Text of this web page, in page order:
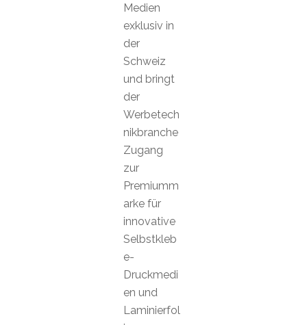
Medien
exklusiv in
der
Schweiz
und bringt
der
Werbetech
nikbranche
Zugang
zur
Premiumm
arke für
innovative
Selbstkleb
e-
Druckmedi
en und
Laminierfol